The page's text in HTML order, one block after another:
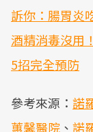
訴你：腸胃炎
酒精消毒沒用
5招完全預防
參考來源： 諾
蕙馨醫院 、 諾